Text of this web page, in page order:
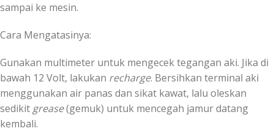
sampai ke mesin.
Cara Mengatasinya:
Gunakan multimeter untuk mengecek tegangan aki. Jika di
bawah 12 Volt, lakukan recharge. Bersihkan terminal aki
menggunakan air panas dan sikat kawat, lalu oleskan
sedikit grease(gemuk) untuk mencegah jamur datang
kembali.